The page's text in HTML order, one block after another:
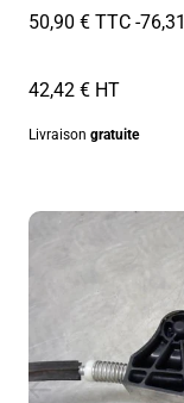
50,90 € TTC-
42,42 € HT
Livraison gratuite